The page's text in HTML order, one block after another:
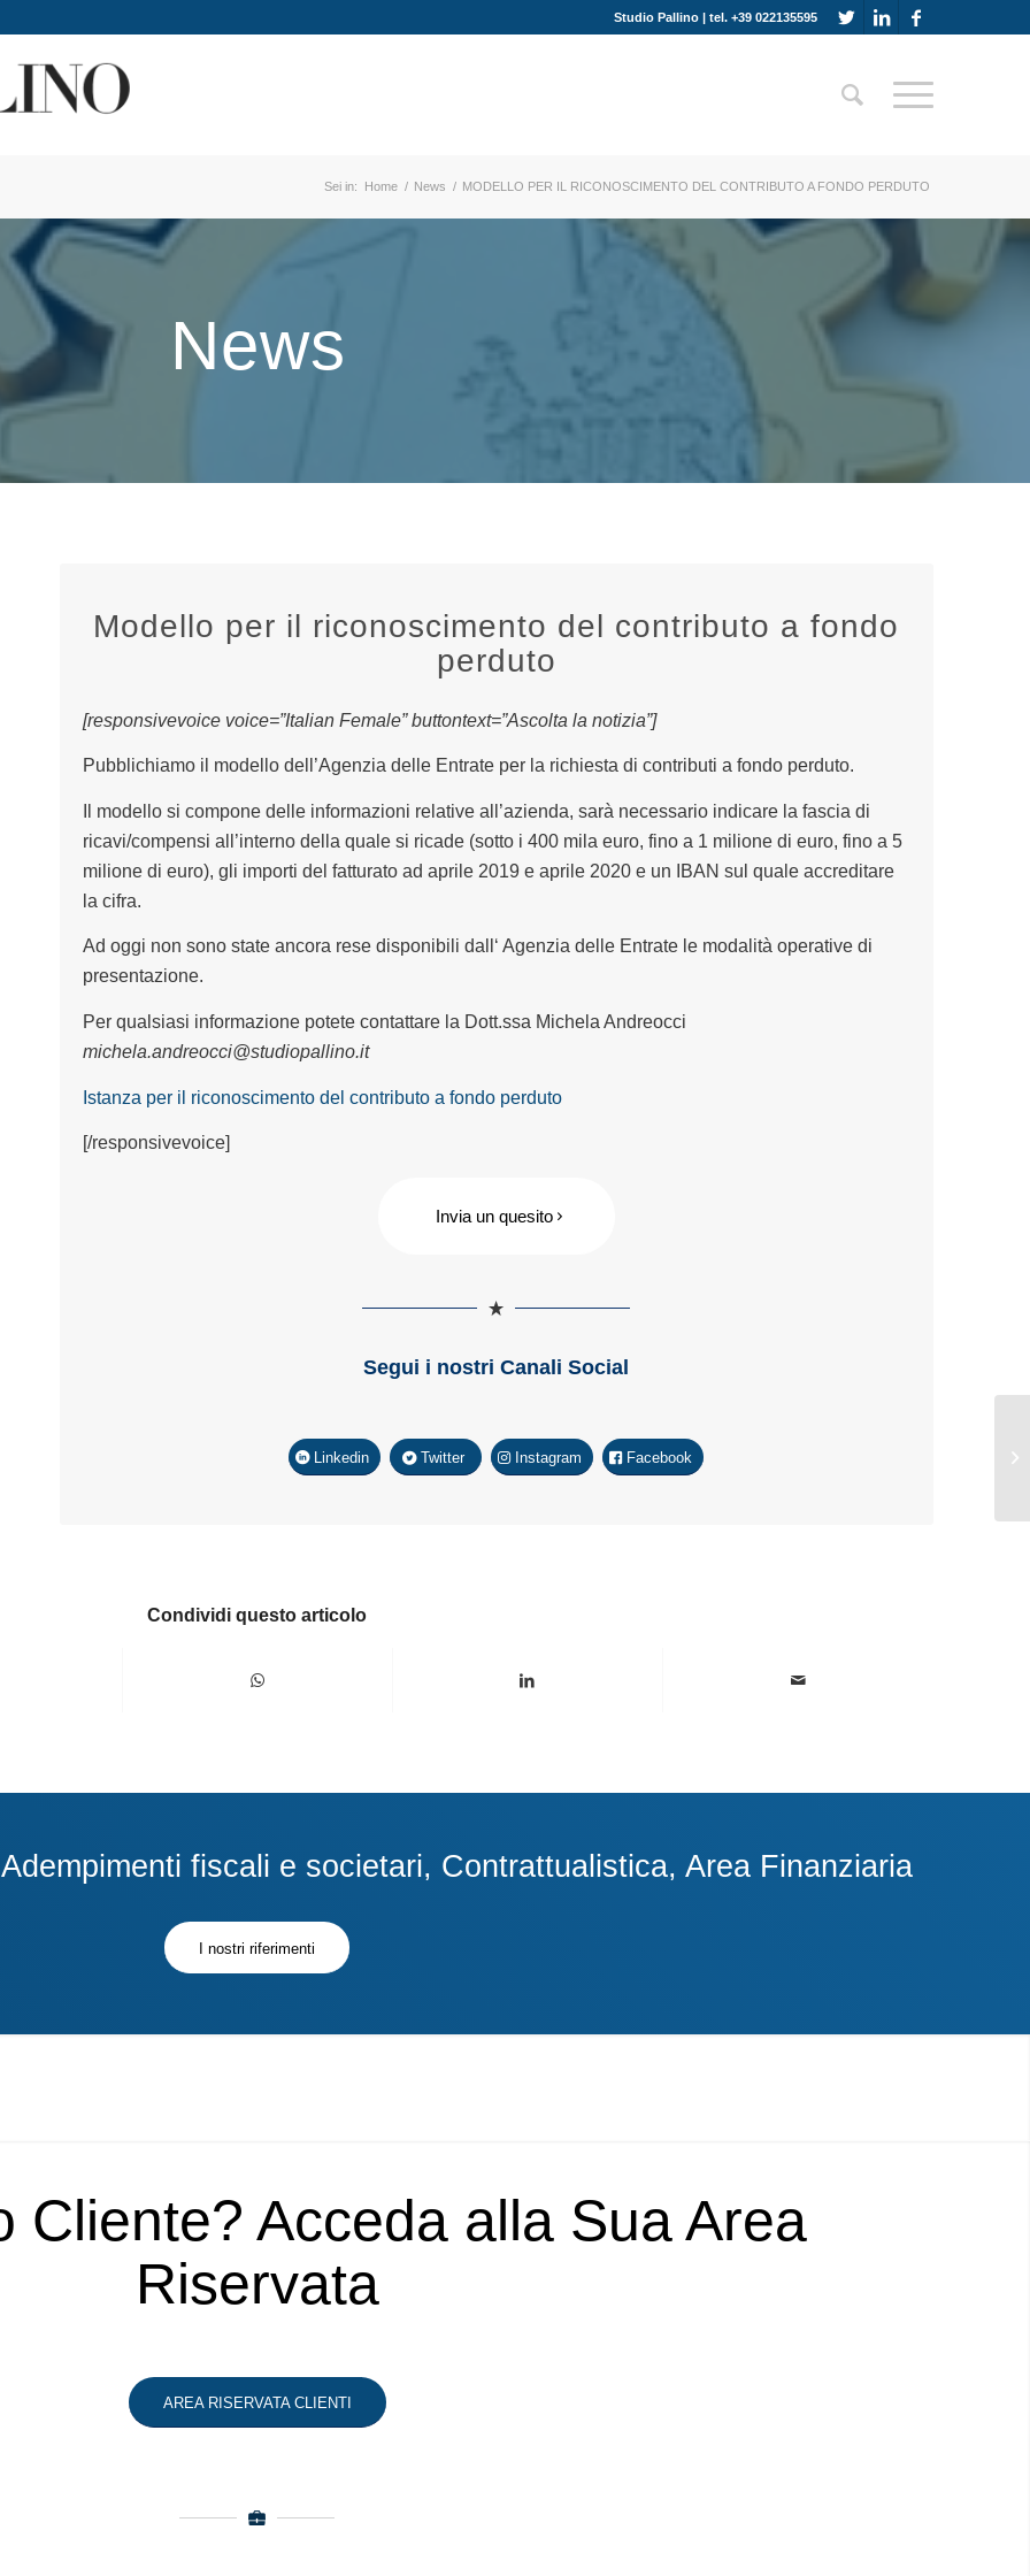
Studio Pallino | tel. +39 022135595
Sei in: Home / News / MODELLO PER IL RICONOSCIMENTO DEL CONTRIBUTO A FONDO PERDUTO
News
Modello per il riconoscimento del contributo a fondo
perduto
[responsivevoice voice=”Italian Female” buttontext=”Ascolta la notizia”]
Pubblichiamo il modello dell’Agenzia delle Entrate per la richiesta di contributi a fondo perduto.
Il modello si compone delle informazioni relative all’azienda, sarà necessario indicare la fascia di
ricavi/compensi all’interno della quale si ricade (sotto i 400 mila euro, fino a 1 milione di euro, fino a 5
milione di euro), gli importi del fatturato ad aprile 2019 e aprile 2020 e un IBAN sul quale accreditare
la cifra.
Ad oggi non sono state ancora rese disponibili dall‘ Agenzia delle Entrate le modalità operative di
presentazione.
Per qualsiasi informazione potete contattare la Dott.ssa Michela Andreocci
michela.andreocci@studiopallino.it
Istanza per il riconoscimento del contributo a fondo perduto
[/responsivevoice]
Invia un quesito
Segui i nostri Canali Social
Linkedin Twitter Instagram Facebook
Condividi questo articolo
fiscali e societari, Contrattualistica, Area Finanziaria
I nostri riferimenti
Cliente? Acceda alla Sua Area
Riservata
AREA RISERVATA CLIENTI